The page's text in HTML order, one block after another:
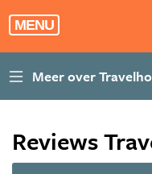
MENU
Reviews